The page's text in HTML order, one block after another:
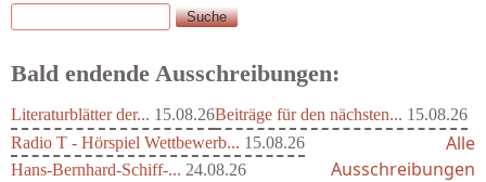
Suchformular
Suche
Bald endende Ausschreibungen:
Literaturblätter der... 15.08.26Beiträge für den nächsten... 15.08.26
Radio T - Hörspiel Wettbewerb... 15.08.26
Hans-Bernhard-Schiff-... 24.08.26
Alle
Ausschreibungen